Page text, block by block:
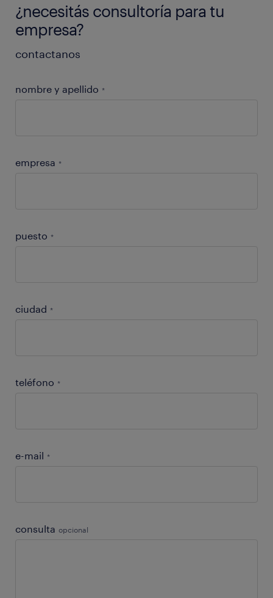
¿necesitás consultoría para tu
empresa?
contactanos
nombre y apellido *
empresa *
puesto *
ciudad *
teléfono *
e-mail *
consulta opcional